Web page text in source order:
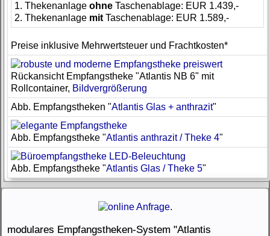
.
modulares Empfangstheken-System "Atlantis
1. Thekenanlageohne Taschenablage: EUR 1.439,-
2. Thekenanlage mit Taschenablage: EUR 1.589,-
Preise inklusive Mehrwertsteuer und Frachtkosten*
Rückansicht Empfangstheke "Atlantis NB 6" mit
Rollcontainer, Bildvergrößerung
Abb. Empfangstheken "Atlantis Glas + anthrazit"
Abb. Empfangstheke "Atlantis anthrazit / Theke 4"
Abb. Empfangstheke "Atlantis Glas / Theke 5"